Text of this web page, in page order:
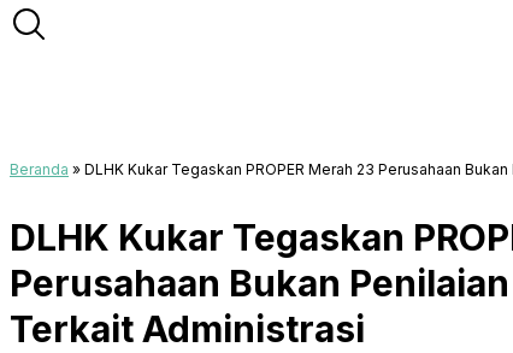
Beranda » DLHK Kukar Tegaskan PROPER Merah 23 Perusahaan
DLHK Kukar Tegaskan
Perusahaan Bukan
Terkait Administrasi